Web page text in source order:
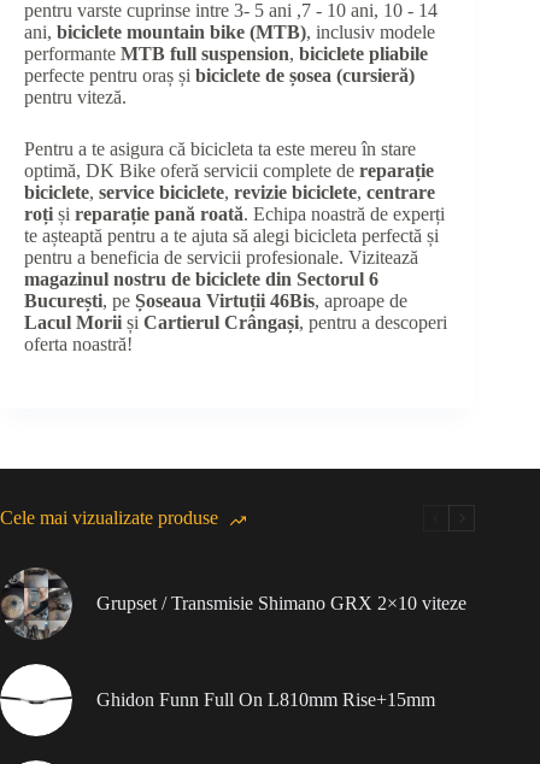
pentru varste cuprinse intre 3- 5 ani ,7 - 10 ani, 10 - 14
ani, biciclete mountain bike (MTB), inclusiv modele
performante MTB full suspension, biciclete pliabile
perfecte pentru oraș și biciclete de șosea (cursieră)
pentru viteză.
Pentru a te asigura că bicicleta ta este mereu în stare
optimă, DK Bike oferă servicii complete de reparație
biciclete, service biciclete, revizie biciclete, centrare
roți și reparație pană roată. Echipa noastră de experți
te așteaptă pentru a te ajuta să alegi bicicleta perfectă și
pentru a beneficia de servicii profesionale. Vizitează
magazinul nostru de biciclete din Sectorul 6
București, pe Șoseaua Virtuții 46Bis, aproape de
Lacul Morii și Cartierul Crângași, pentru a descoperi
oferta noastră!
Cele mai vizualizate produse
Grupset / Transmisie Shimano GRX 2×10 viteze
Ghidon Funn Full On L810mm Rise+15mm